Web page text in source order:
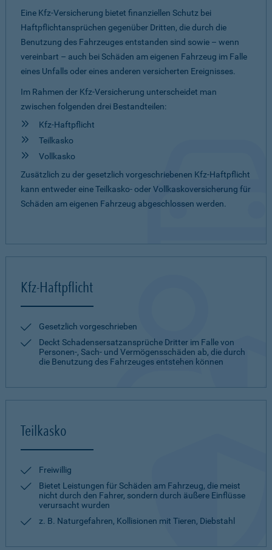
Eine Kfz-Versicherung bietet finanziellen Schutz bei
Haftpflichtansprüchen gegenüber Dritten, die durch die
Benutzung des Fahrzeuges entstanden sind sowie – wenn
vereinbart – auch bei Schäden am eigenen Fahrzeug im Falle
eines Unfalls oder eines anderen versicherten Ereignisses.
Im Rahmen der Kfz-Versicherung unterscheidet man
zwischen folgenden drei Bestandteilen:
Kfz-Haftpflicht
Teilkasko
Vollkasko
Zusätzlich zu der gesetzlich vorgeschriebenen Kfz-Haftpflicht
kann entweder eine Teilkasko- oder Vollkaskoversicherung für
Schäden am eigenen Fahrzeug abgeschlossen werden.
Kfz-Haftpflicht
Gesetzlich vorgeschrieben
Deckt Schadensersatzansprüche Dritter im Falle von
Personen-, Sach- und Vermögensschäden ab, die durch
die Benutzung des Fahrzeuges entstehen können
Teilkasko
Freiwillig
Bietet Leistungen für Schäden am Fahrzeug, die meist
nicht durch den Fahrer, sondern durch äußere Einflüsse
verursacht wurden
z. B. Naturgefahren, Kollisionen mit Tieren, Diebstahl